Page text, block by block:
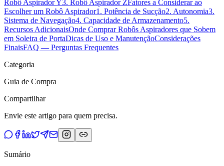
Robô Aspirador Y3. Robô Aspirador ZFatores a Considerar ao
Escolher um Robô Aspirador1. Potência de Sucção2. Autonomia3.
Sistema de Navegação4. Capacidade de Armazenamento5.
Recursos AdicionaisOnde Comprar Robôs Aspiradores que Sobem
em Soleira de PortaDicas de Uso e ManutençãoConsiderações
FinaisFAQ — Perguntas Frequentes
Categoria
Guia de Compra
Compartilhar
Envie este artigo para quem precisa.
Sumário